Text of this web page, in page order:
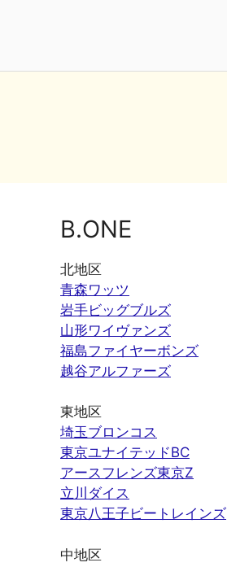
B.ONE
北地区
青森ワッツ
岩手ビッグブルズ
山形ワイヴァンズ
福島ファイヤーボンズ
越谷アルファーズ
東地区
埼玉ブロンコス
東京ユナイテッドBC
アースフレンズ東京Z
立川ダイス
東京八王子ビートレインズ
中地区